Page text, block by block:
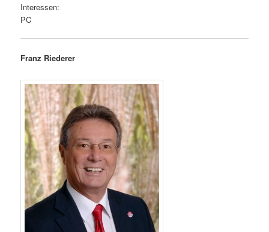
Interessen:
PC
Franz Riederer